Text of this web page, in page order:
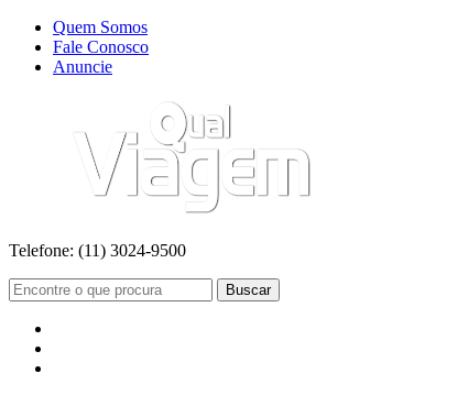
Quem Somos
Fale Conosco
Anuncie
Telefone: (11) 3024-9500
Buscar